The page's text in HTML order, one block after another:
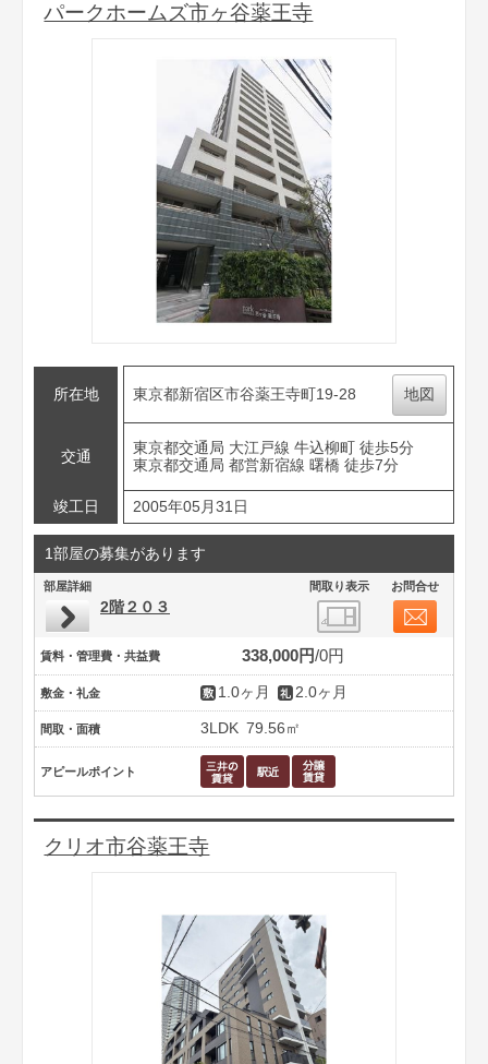
パークホームズ市ヶ谷薬王寺
所在地 東京都新宿区市谷薬王寺町19-28 地図
交通
東京都交通局 大江戸線 牛込柳町 徒歩5分
東京都交通局 都営新宿線 曙橋 徒歩7分
竣工日 2005年05月31日
1部屋の募集があります
部屋詳細 間取り表示 お問合せ
2階２０３
賃料・管理費・共益費 338,000円 0円
敷金・礼金 1.0ヶ月 2.0ヶ月
間取・面積 3LDK 79.56㎡
アピールポイント
クリオ市谷薬王寺